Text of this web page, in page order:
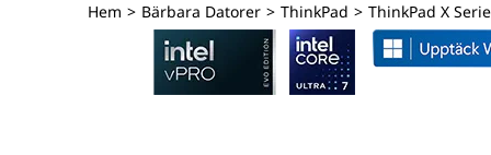
Hem > Bärbara Datorer > ThinkPad > ThinkPad X